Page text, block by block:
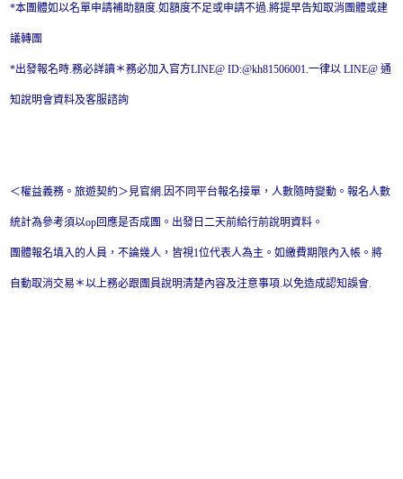
*本團體如以名單申請補助額度.如額度不足或申請不過.將提早告知取消團體或建
議轉團
*出發報名時.務必詳讀＊務必加入官方LINE@ ID:@kh81506001.一律以 LINE@ 通
知說明會資料及客服諮詢
＜權益義務。旅遊契約＞見官網.因不同平台報名接單，人數隨時變動。報名人數
統計為參考須以op回應是否成團。出發日二天前給行前說明資料。
團體報名填入的人員，不論幾人，皆視1位代表人為主。如繳費期限內入帳。將
自動取消交易＊以上務必跟團員說明清楚內容及注意事項.以免造成認知誤會.